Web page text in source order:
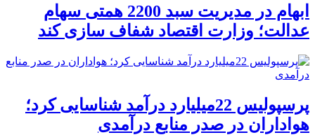
ابهام در مدیریت سبد 2200 همتی سهام
عدالت؛ وزارت اقتصاد شفاف سازی کند
پرسپولیس 22میلیارد درآمد شناسایی کرد؛
هواداران در صدر منابع درآمدی